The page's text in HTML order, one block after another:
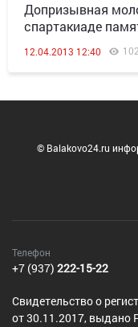
Допризывная
спартакиаде
12.04.2013 12:40
© Balakovo24.ru
Телефон
+7 (937) 222-15-22
Cвидетельство о
от 30.11.2017, выдано